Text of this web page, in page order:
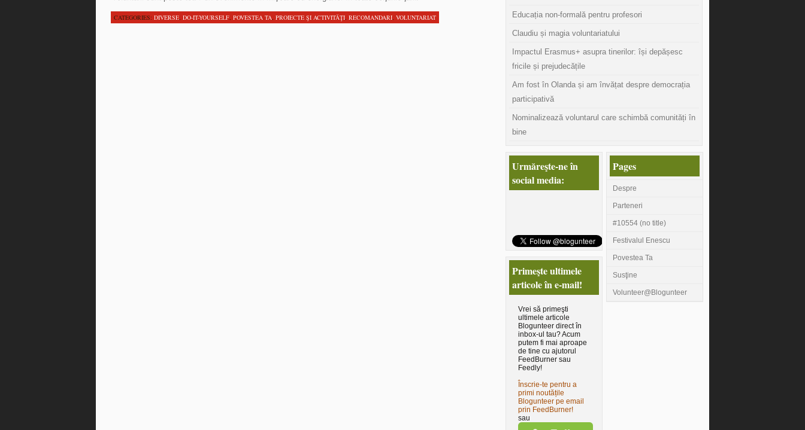
CATEGORIES: DIVERSE, DO-IT-YOURSELF, POVESTEA TA, PROIECTE ŞI ACTIVITĂŢI, RECOMANDARI, VOLUNTARIAT Educația non-formală pentru profesori
Claudiu și magia voluntariatului
Impactul Erasmus+ asupra tinerilor: își depășesc
fricile și prejudecățile
Am fost în Olanda și am învățat despre democrația
participativă
Nominalizează voluntarul care schimbă comunități în
bine
Urmăreşte-ne în
social media:
Primeşte ultimele
articole în e-mail!
Vrei să primeşti
ultimele articole
Blogunteer direct în
inbox-ul tau? Acum
putem fi mai aproape
de tine cu ajutorul
FeedBurner sau
Feedly!
Înscrie-te pentru a
primi noutățile
Blogunteer pe email
prin FeedBurner!
sau
Pages
Despre
Parteneri
#10554 (no title)
Festivalul Enescu
Povestea Ta
Susţine
Volunteer@Blogunteer